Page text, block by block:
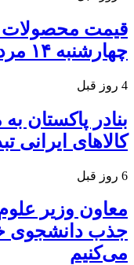
قیمت محصولات
چهارشنبه ۱۴ مرداد ۱۴۰۵
4 روز قبل
بنادر پاکستان
کالاهای ایرانی
6 روز قبل
معاون وزیر
جذب دانشجوی
می‌کنیم